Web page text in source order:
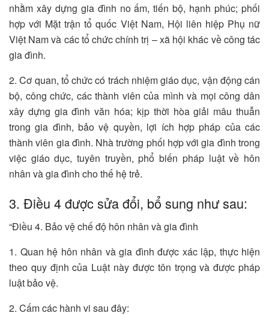
nhằm xây dựng gia đình no ấm, tiến bộ, hạnh phúc; phối
hợp với Mặt trận tổ quốc Việt Nam, Hội liên hiệp Phụ nữ
Việt Nam và các tổ chức chính trị – xã hội khác về công tác
gia đình.
2. Cơ quan, tổ chức có trách nhiệm giáo dục, vận động cán
bộ, công chức, các thành viên của mình và mọi công dân
xây dựng gia đình văn hóa; kịp thời hòa giải mâu thuẫn
trong gia đình, bảo vệ quyền, lợi ích hợp pháp của các
thành viên gia đình. Nhà trường phối hợp với gia đình trong
việc giáo dục, tuyên truyền, phổ biến pháp luật về hôn
nhân và gia đình cho thế hệ trẻ.
3. Điều 4 được sửa đổi, bổ sung như sau:
“Điều 4. Bảo vệ chế độ hôn nhân và gia đình
1. Quan hệ hôn nhân và gia đình được xác lập, thực hiện
theo quy định của Luật này được tôn trọng và được pháp
luật bảo vệ.
2. Cấm các hành vi sau đây: